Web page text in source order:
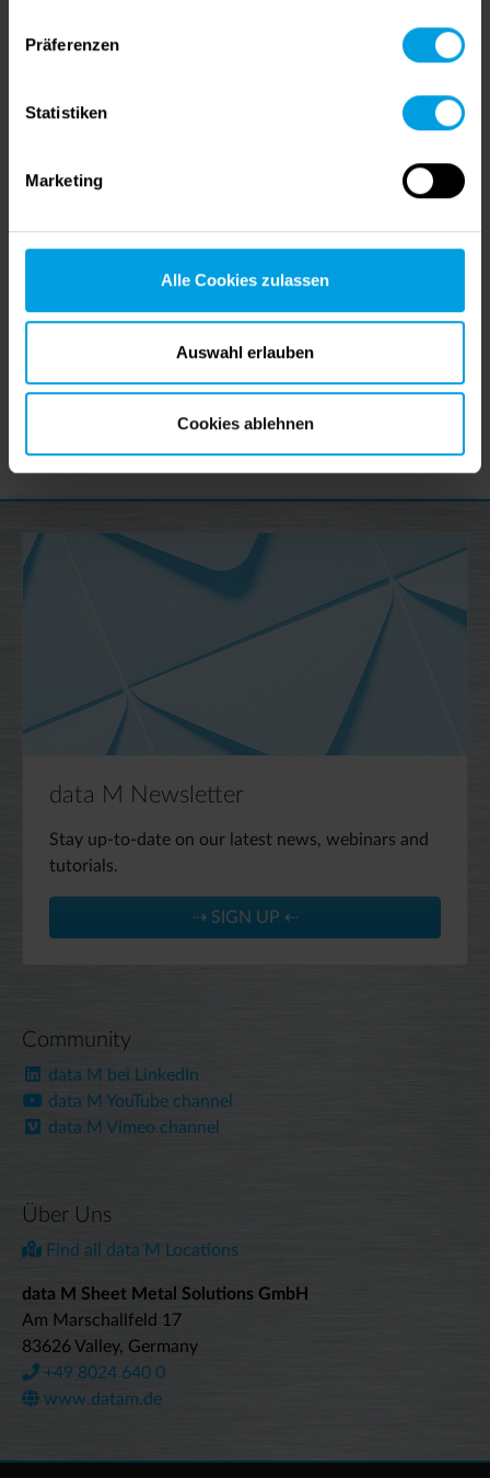
Präferenzen
Statistiken
Marketing
Alle Cookies zulassen
Auswahl erlauben
Cookies ablehnen
Walzprofilierbranche erarbeitet.
2022-02-15 09:00 Uhr
2022-02-15 16:00 Uhr
Online-Präsentation
Sprache
COPRA Virtual Conference
data M Newsletter
Stay up-to-date on our latest news, webinars and
tutorials.
⇢ SIGN UP ⇠
Community
data M bei LinkedIn
data M YouTube channel
data M Vimeo channel
Über Uns
Find all data M Locations
data M Sheet Metal Solutions GmbH
Am Marschallfeld 17
83626 Valley, Germany
+49 8024 640 0
www.datam.de